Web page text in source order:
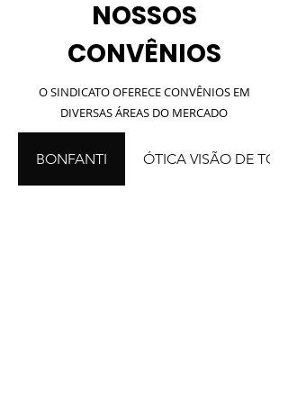
NOSSOS
CONVÊNIOS
O SINDICATO OFERECE CONVÊNIOS EM
DIVERSAS ÁREAS DO MERCADO
BONFANTI ÓTICA VISÃO DE